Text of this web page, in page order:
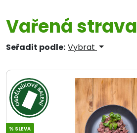
Vařená strava
Seřadit podle: Vybrat
% SLEVA